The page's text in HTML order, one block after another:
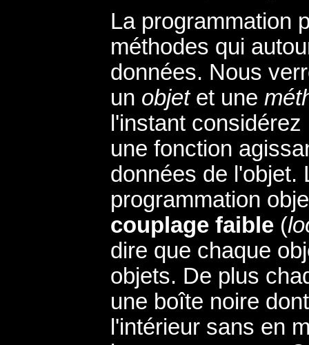
La programmation
méthodes qui
données. Nous
un objetet une
l'instant
une fonction
données de l'objet.
programmation
couplage faible (
dire que chaque
objets. De plus
une boîte noire
l'intérieur sans en